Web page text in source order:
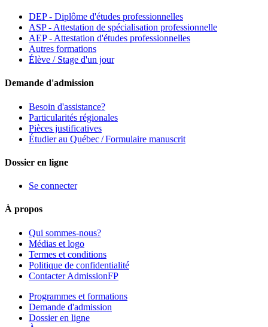
DEP - Diplôme d'études professionnelles
ASP - Attestation de spécialisation professionnelle
AEP - Attestation d'études professionnelles
Autres formations
Élève / Stage d'un jour
Demande d'admission
Besoin d'assistance?
Particularités régionales
Pièces justificatives
Étudier au Québec / Formulaire manuscrit
Dossier en ligne
Se connecter
À propos
Qui sommes-nous?
Médias et logo
Termes et conditions
Politique de confidentialité
Contacter AdmissionFP
Programmes et formations
Demande d'admission
Dossier en ligne